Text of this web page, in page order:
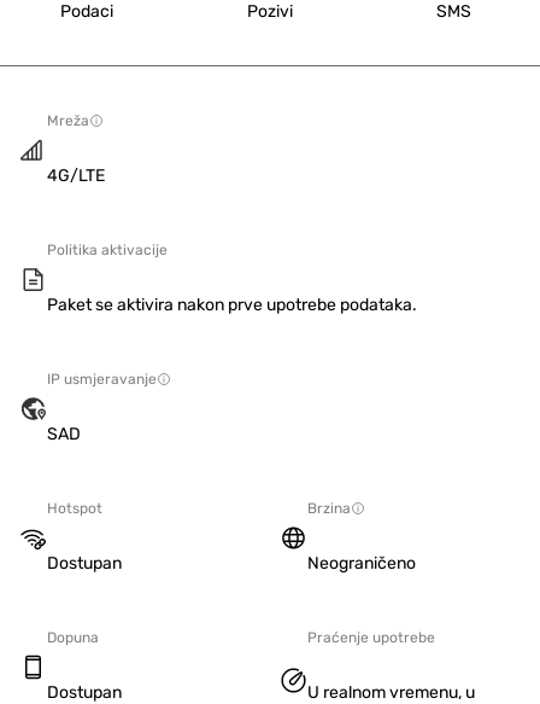
Podaci Pozivi SMS
Mreža
4G/LTE
Politika aktivacije
Paket se aktivira nakon prve upotrebe podataka.
IP usmjeravanje
SAD
Hotspot
Dostupan
Brzina
Neograničeno
Dopuna
Dostupan
Praćenje upotrebe
U realnom vremenu, u